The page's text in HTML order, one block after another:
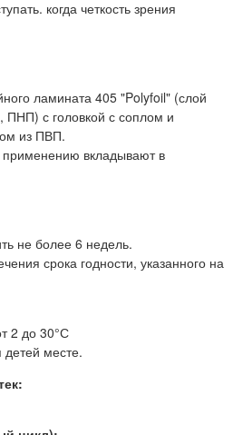
когда четкость зрения
ламината 405 "Polyfoil" (слой
с головкой с соплом и
из ПВП.
применению вкладывают в
не более 6 недель.
срока годности, указанного на
2 до 30°С
месте.